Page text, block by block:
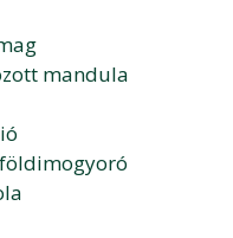
mandula